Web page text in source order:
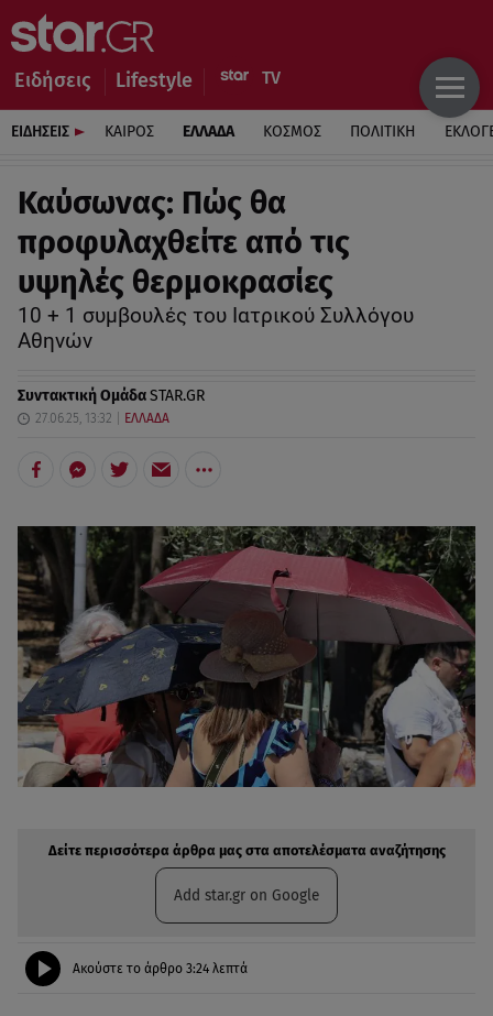
Ειδήσεις Lifestyle
ΕΙΔΗΣΕΙΣ ΚΑΙΡΟΣ ΕΛΛΑΔΑ ΚΟΣΜΟΣ ΠΟΛΙΤΙΚΗ
Καύσωνας: Πώς θα
προφυλαχθείτε από τις
υψηλές θερμοκρασίες
10 + 1 συμβουλές του Ιατρικού Συλλόγου
Αθηνών
Συντακτική ΟμάδαSTAR.GR
27.06.25, 13:32 ΕΛΛΑΔΑ
Δείτε περισσότερα άρθρα μας στα αποτελέσματα αναζήτησης
Add star.gr on Google
Ακούστε το άρθρο 3:24 λεπτά